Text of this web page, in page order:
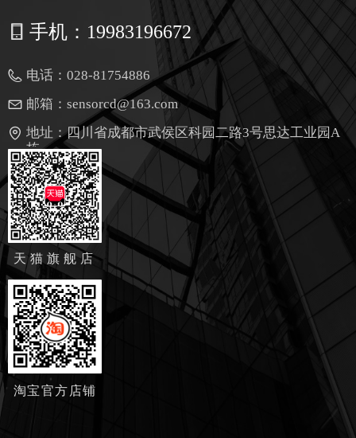
手机： 19983196672
电话： 028-81754886
邮箱： sensorcd@163.com
地址：四川省成都市武侯区科园二路3号思达工业园A
栋
淘宝官方店铺
天猫旗舰店